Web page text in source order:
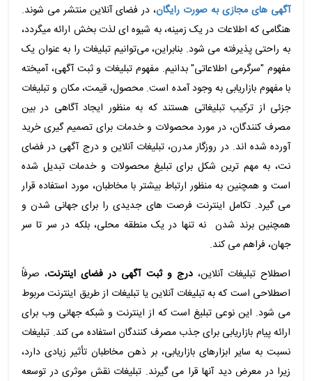
آگهی های مجازی به صورت رایگان، در فضای آنلاین منتشر می شوند.
هنگامی که اطلاعات در یک زمینه، به شیوه ای لذت بخش ارائه میگردد،
به راحتی پذیرفته می شود. بنابراین، می‌توانیم تبلیغات را به عنوان یک
مفهوم "سرگرمی اطلاعاتی" بدانیم. مفهوم تبلیغات و ثبت آگهی، آمیخته
با مفهوم بازاریابی به وجود آمده است. محصول، قیمت، مکان و تبلیغات
جزئی از ترکیب تبلیغاتی هستند که به منظور ایجاد آگاهی در بین
مصرف کنندگان، در مورد محصولات و خدمات برای تصمیم گیری خرید
آورده شده اند. در روزگار مدرن، تبلیغات آنلاین و درج آگهی در فضای
نت، به مهم ترین شکل برای تبلیغ محصولات و خدمات تبدیل شده
است و همچنین به منظور ارتباط بیشتر با مخاطبان، مورد استفاده قرار
می گیرد. تکامل اینترنت فرصت های جدیدی را برای جهانی شدن و
همچنین برند شدن نه تنها در یک منطقه محلی، بلکه در سر تا سر
جهان، فراهم می کند.
اصطلاح تبلیغات آنلاین،درج و ثبت آگهی در فضای اینترنت، صرفاً
اصطلاحی است که به تبلیغات آنلاین یا تبلیغات از طریق اینترنت مربوط
می شود. این نوعی تبلیغ است که از اینترنت و شبکه جهانی وب برای
ارائه پیام بازاریابی برای جذب مصرف کنندگان استفاده می کند. تبلیغات
نسبت به سایر ابزارهای بازاریابی، بر ذهن مخاطبان تأثیر زیادی دارد،
زیرا در معرض دید آنها قرا می گیرند. تبلیغات نقش موثری در توسعه